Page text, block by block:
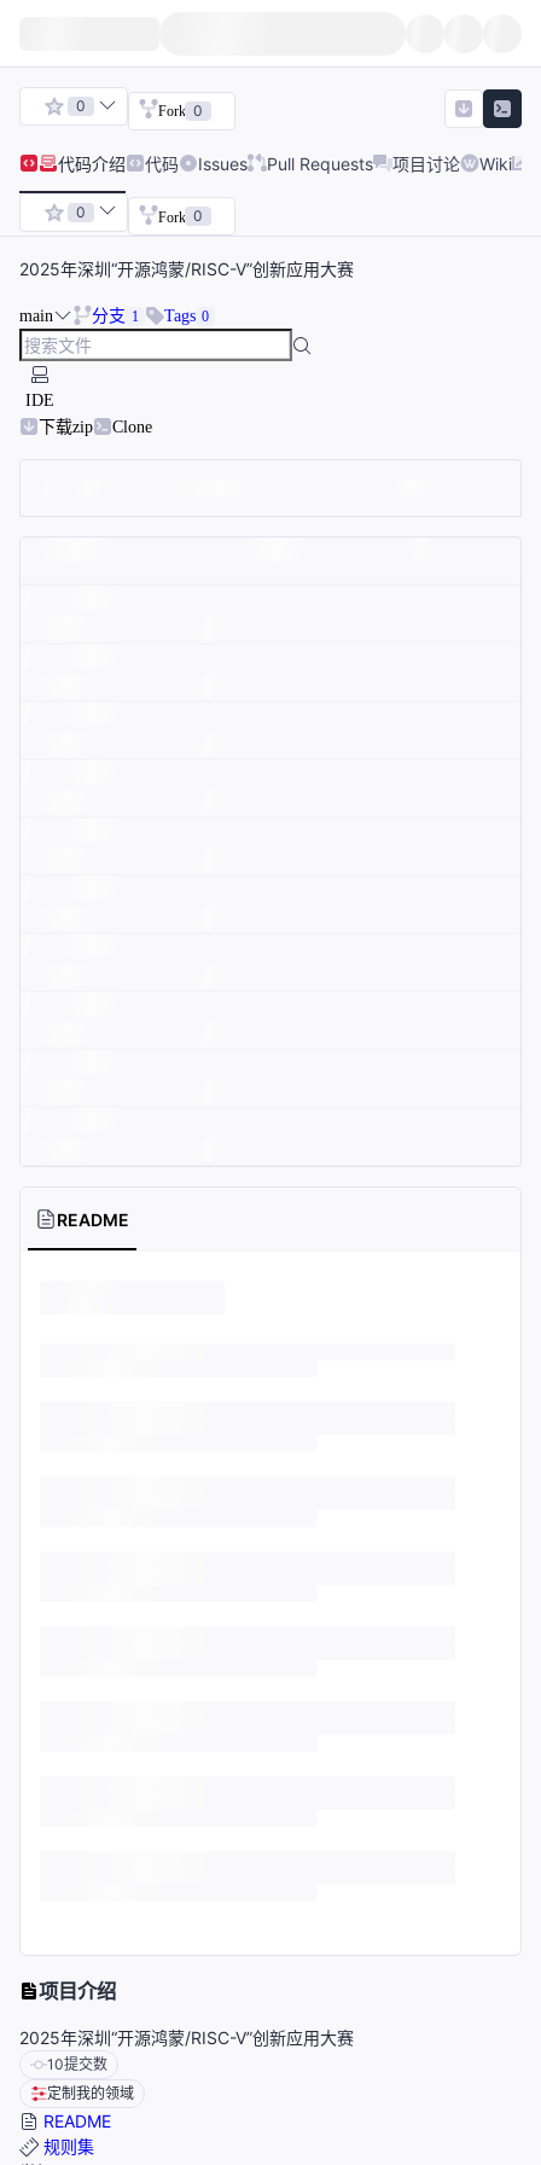
0 Fork 0
代码介绍 代码 Issues Pull Requests 项目讨论 Wiki
0 Fork 0
2025年深圳“开源鸿蒙/RISC-V”创新应用大赛
main 分支 1 Tags 0
IDE
下载zip
Clone
README
项目介绍
2025年深圳“开源鸿蒙/RISC-V”创新应用大赛
10提交数
定制我的领域
README
规则集